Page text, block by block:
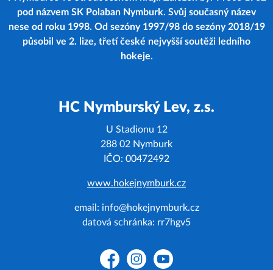
pod názvem SK Polaban Nymburk. Svůj současný název
nese od roku 1998. Od sezóny 1997/98 do sezóny 2018/19
působil ve 2. lize, třetí české nejvyšší soutěži ledního
hokeje.
HC Nymburský Lev, z.s.
U Stadionu 12
288 02 Nymburk
IČO: 00472492
www.hokejnymburk.cz
email: info@hokejnymburk.cz
datová schránka: rr7hgv5
FacebookInstagramYouTube